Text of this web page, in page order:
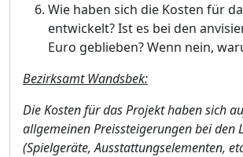
Wie haben sich die Kosten für
entwickelt? Ist es bei den
Euro geblieben? Wenn nein,
Bezirksamt Wandsbek:
Die Kosten für das Projekt haben sich
allgemeinen Preissteigerungen bei den
(Spielgeräte, Ausstattungselementen,